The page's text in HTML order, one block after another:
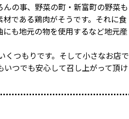
の事、野菜の町・新富町の野菜も
である鶏肉がそうです。それに食
も地元の物を使用するなど地元産
つもりです。そして小さなお店で
つでも安心して召し上がって頂け